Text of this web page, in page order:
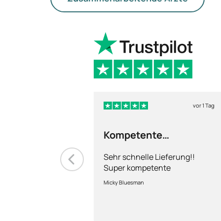
vor 1 Tag
Kompetente
Sehr schnelle Lieferung!!
Super kompetente
Abhandlung!
Micky Bluesman